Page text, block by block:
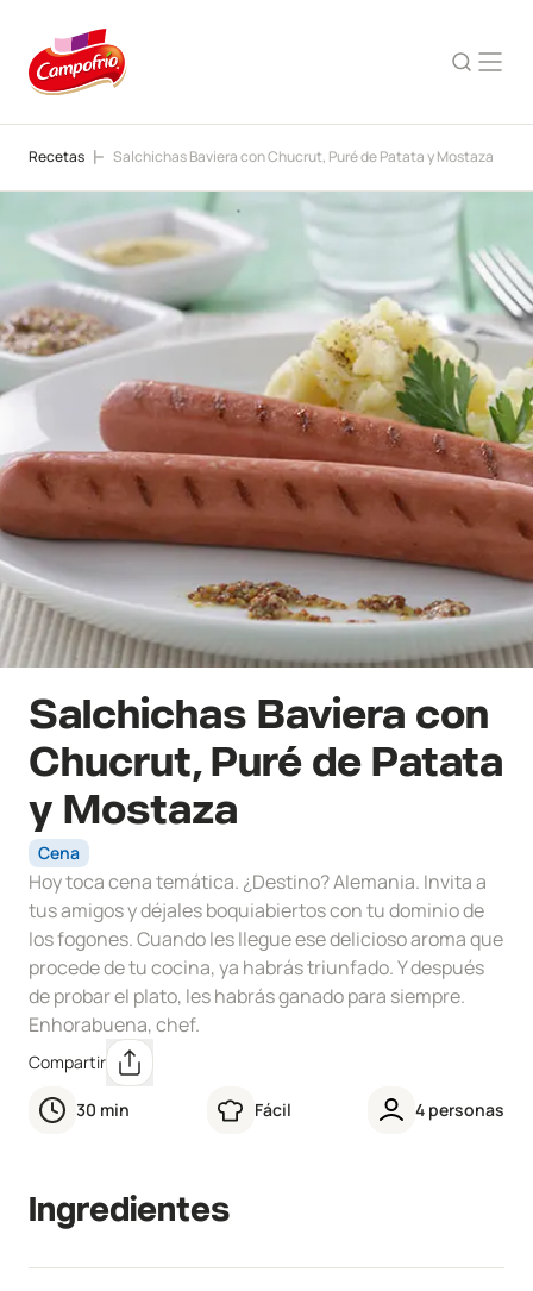
Recetas Salchichas Baviera con Chucrut, Puré de Patata y Mostaza
Salchichas Baviera con
Chucrut, Puré de Patata
y Mostaza
Cena
Hoy toca cena temática. ¿Destino? Alemania. Invita a
tus amigos y déjales boquiabiertos con tu dominio de
los fogones. Cuando les llegue ese delicioso aroma que
procede de tu cocina, ya habrás triunfado. Y después
de probar el plato, les habrás ganado para siempre.
Enhorabuena, chef.
Compartir
30 min Fácil 4 personas
Ingredientes